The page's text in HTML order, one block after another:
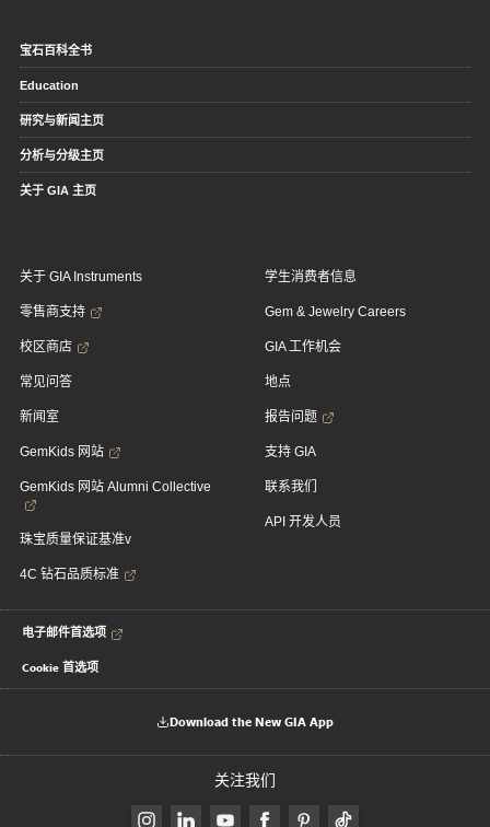
宝石百科全书
Education
研究与新闻主页
分析与分级主页
关于 GIA 主页
关于 GIA Instruments
零售商支持
校区商店
常见问答
新闻室
GemKids 网站
GemKids 网站 Alumni Collective
珠宝质量保证基准v
4C 钻石品质标准
学生消费者信息
Gem & Jewelry Careers
GIA 工作机会
地点
报告问题
支持 GIA
联系我们
API 开发人员
电子邮件首选项
Cookie 首选项
Download the New GIA App
关注我们